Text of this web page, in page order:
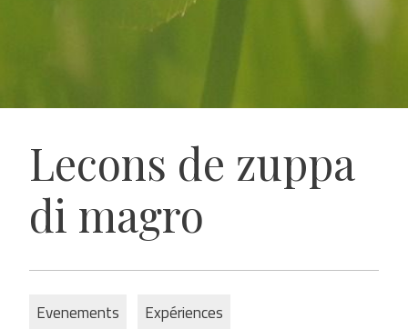
Lecons de zuppa
di magro
Evenements Expériences